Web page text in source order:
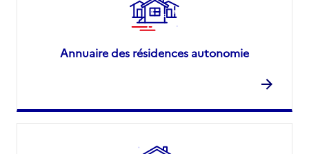
Annuaire des résidences autonomie